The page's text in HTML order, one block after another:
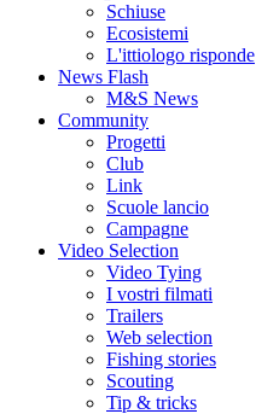
Schiuse
Ecosistemi
L'ittiologo risponde
News Flash
M&S News
Community
Progetti
Club
Link
Scuole lancio
Campagne
Video Selection
Video Tying
I vostri filmati
Trailers
Web selection
Fishing stories
Scouting
Tip & tricks